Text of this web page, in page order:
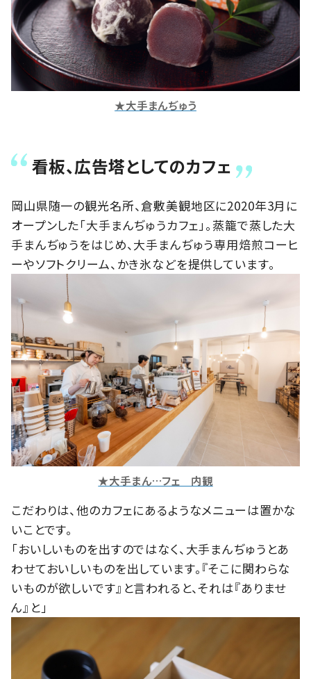
★大手まんぢゅう
看板、広告塔としてのカフェ
岡山県随一の観光名所、倉敷美観地区に2020年3月に
オープンした「大手まんぢゅうカフェ」。蒸籠で蒸した大
手まんぢゅうをはじめ、大手まんぢゅう専用焙煎コーヒ
ーやソフトクリーム、かき氷などを提供しています。
★大手まん…フェ 内観
こだわりは、他のカフェにあるようなメニューは置かな
いことです。
「おいしいものを出すのではなく、大手まんぢゅうとあ
わせておいしいものを出しています。『そこに関わらな
いものが欲しいです』と言われると、それは『ありませ
ん』と」